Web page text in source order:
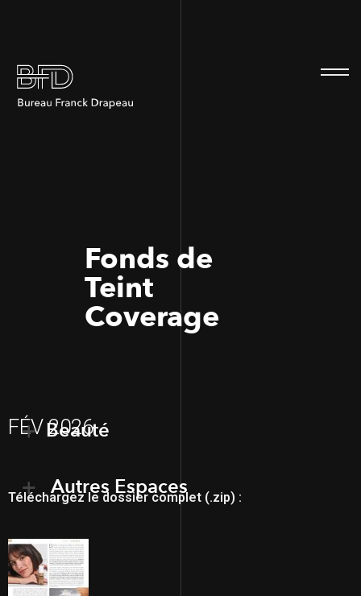
Fonds de
Teint
Coverage
FÉV 2026
Beauté
Autres Espaces
Téléchargez le dossier complet (.zip) :